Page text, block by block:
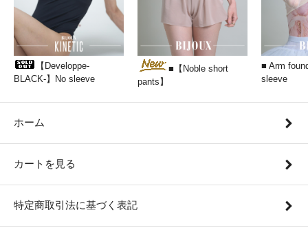
【Developpe-
BLACK-】No sleeve
■【Noble short
pants】
■ Arm
sleeve
ホーム
カートを見る
特定商取引法に基づく表記